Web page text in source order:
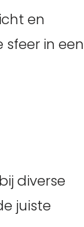
en
in een
diverse
juiste